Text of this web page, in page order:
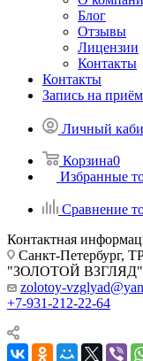
Блог
Отзывы
Лицензии
Контакты
Контакты
Запись на приём
Личный
Корзина0
Избранные
Сравнение
Контактная
Санкт-Петербург,
"ЗОЛОТОЙ ВЗГЛЯД"
zolotoy-
+7-931-212-22-64